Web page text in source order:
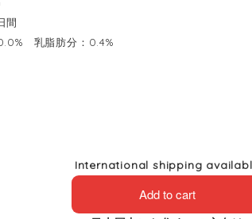
間
乳脂肪分：0.4%
International shipping
Add to cart